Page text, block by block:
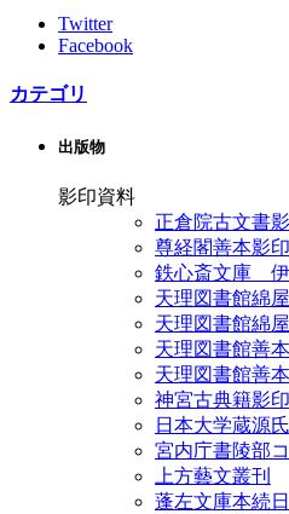
Twitter
Facebook
カテゴリ
出版物
影印資料
正倉院古文書
尊経閣善本影
鉄心斎文庫 伊
天理図書館綿
天理図書館綿
天理図書館善
天理図書館善
神宮古典籍影
日本大学蔵源
宮内庁書陵部
上方藝文叢刊
蓬左文庫本続